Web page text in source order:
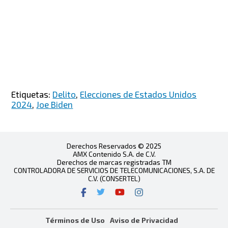
Etiquetas: Delito Elecciones de Estados Unidos
2024 Joe Biden
Derechos Reservados © 2025
AMX Contenido S.A. de C.V.
Derechos de marcas registradas TM
CONTROLADORA DE SERVICIOS DE TELECOMUNICACIONES, S.A. DE
C.V. (CONSERTEL)
Términos de Uso Aviso de Privacidad